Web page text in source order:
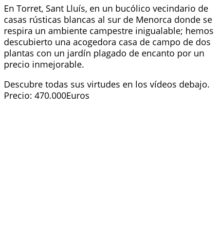
En Torret, Sant Lluís, en un bucólico vecindario de
casas rústicas blancas al sur de Menorca donde se
respira un ambiente campestre inigualable; hemos
descubierto una acogedora casa de campo de dos
plantas con un jardín plagado de encanto por un
precio inmejorable.
Descubre todas sus virtudes en los vídeos debajo.
Precio: 470.000Euros